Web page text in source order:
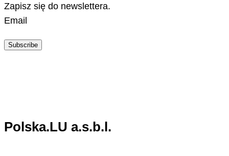
Zapisz się do newslettera.
Email
Subscribe
Polska.LU a.s.b.l.